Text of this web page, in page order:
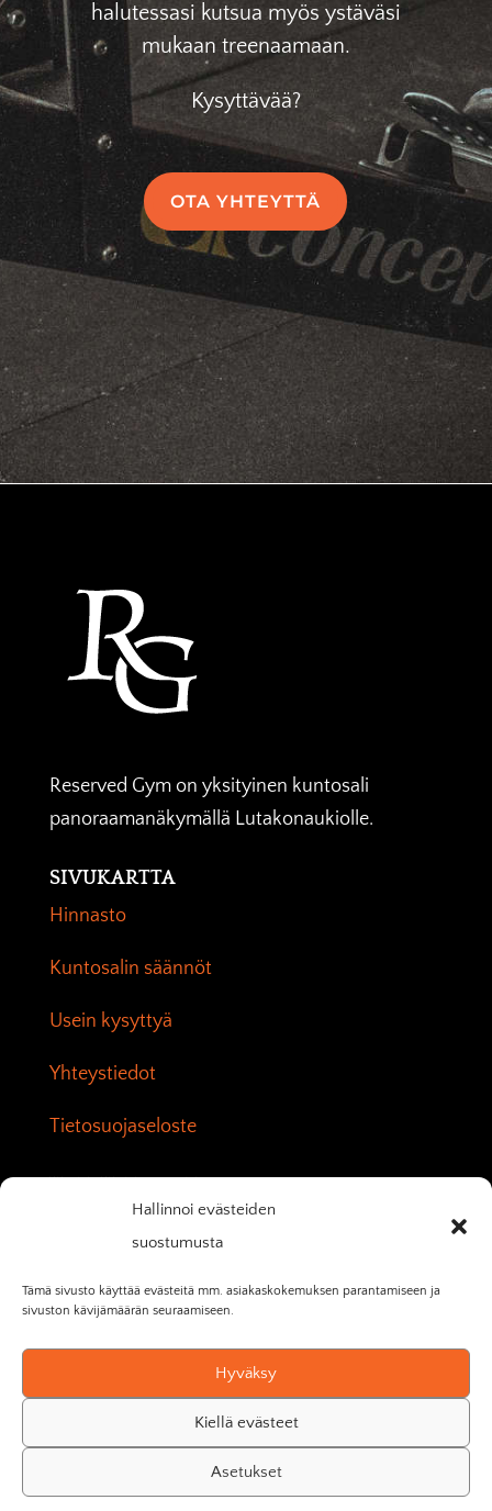
Hallinnoi evästeiden
suostumusta
Tämä sivusto käyttää evästeitä mm. asiakaskokemuksen parantamiseen ja
sivuston kävijämäärän seuraamiseen.
Hyväksy
Kiellä evästeet
Asetukset
halutessasi kutsua myös ystäväsi
mukaan treenaamaan.
Kysyttävää?
OTA YHTEYTTÄ
Reserved Gym on yksityinen kuntosali
panoraamanäkymällä Lutakonaukiolle.
SIVUKARTTA
Hinnasto
Kuntosalin säännöt
Usein kysyttyä
Yhteystiedot
Tietosuojaseloste
Puhelin: +358 50 581 5372
Sähköposti: info@reservedgym.fi
© Reserved Gym | Verkkosivut toteuttanut: